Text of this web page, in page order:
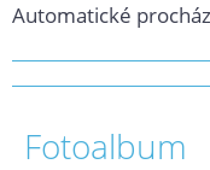
Automatické
Fotoalbum